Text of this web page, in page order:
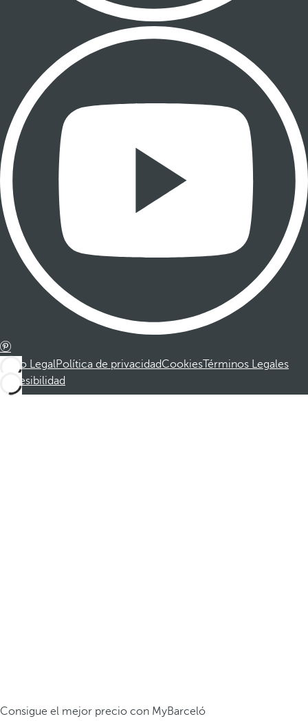
Aviso LegalPolítica de privacidadCookiesTérminos Legales
Accesibilidad
Consigue el mejor precio con MyBarceló